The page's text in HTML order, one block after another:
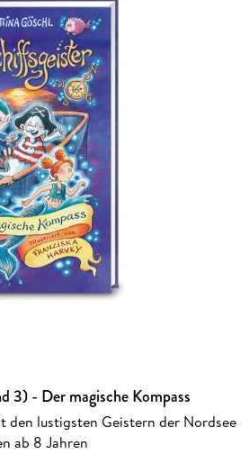
3) - Der magische Kompass
den lustigsten Geistern der Nordsee
ab 8 Jahren